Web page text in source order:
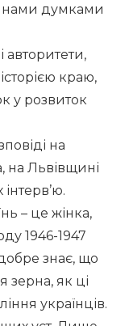
нами думками
авторитети,
краю,
у розвиток
на
на Львівщині
– це жінка,
1946-1947
знає, що
зерна, як ці
українців.